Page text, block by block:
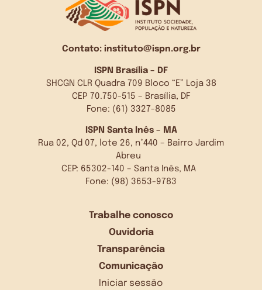
Contato: instituto@ispn.org.br
ISPN Brasília – DF
SHCGN CLR Quadra 709 Bloco “E” Loja 38
CEP 70.750-515 – Brasília, DF
Fone: (61) 3327-8085
ISPN Santa Inês – MA
Rua 02, Qd 07, lote 26, n°440 – Bairro Jardim
Abreu
CEP: 65302-140 – Santa Inês, MA
Fone: (98) 3653-9783
Trabalhe conosco
Ouvidoria
Transparência
Comunicação
Iniciar sessão